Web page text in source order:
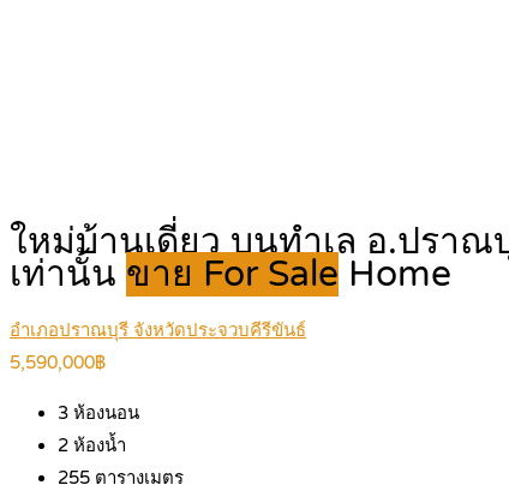
ใหม่บ้านเดี่ยว บนทำเล อ.ปราณ
เท่านั้น ขาย For Sale Home
อำเภอปราณบุรี จังหวัดประจวบคีรีขันธ์
5,590,000฿
3 ห้องนอน
2 ห้องน้ำ
255 ตารางเมตร